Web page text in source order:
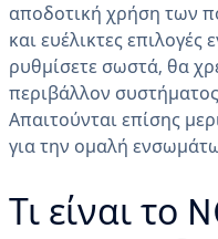
αποδοτική χρήση των
και ευέλικτες επιλογές
ρυθμίσετε σωστά, θα
περιβάλλον
Απαιτούνται επίσης
για την ομαλή
Τι είναι το